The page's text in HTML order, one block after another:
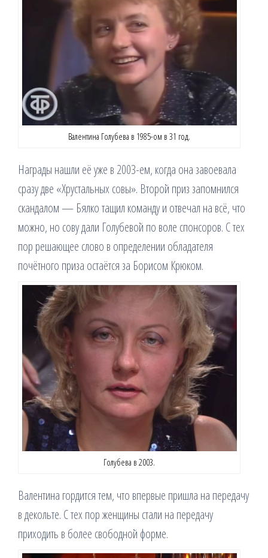
Валентина Голубева в 1985-ом в 31 год.
Награды нашли её уже в 2003-ем, когда она завоевала
сразу две «Хрустальных совы». Второй приз запомнился
скандалом — Бялко тащил команду и отвечал на всё, что
можно, но сову дали Голубевой по воле спонсоров. С тех
пор решающее слово в определении обладателя
почётного приза остаётся за Борисом Крюком.
Голубева в 2003.
Валентина гордится тем, что впервые пришла на передачу
в декольте. С тех пор женщины стали на передачу
приходить в более свободной форме.